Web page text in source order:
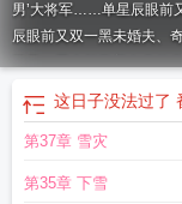
男’大将军……单星辰眼前
辰眼前又双一黑未婚夫、
双叒一黑本想靠着自身
了？……单星辰眼前又双
子没法过了！！！！！！
过了笔趣阁这日子没法
没法过了txt 这日子没法过
这日子没法过了
第37章 雪灾
第35章 下雪